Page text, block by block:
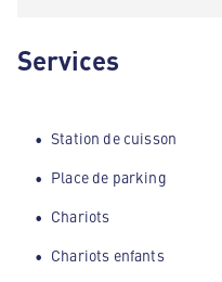
Services
Station de cuisson
Place de parking
Chariots
Chariots enfants